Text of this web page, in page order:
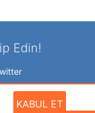
Edin!
İnstagramKABUL ET